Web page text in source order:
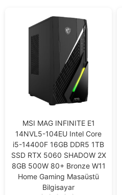
MSI MAG INFINITE E1
14NVL5-104EU Intel Core
i5-14400F 16GB DDR5 1TB
SSD RTX 5060 SHADOW 2X
8GB 500W 80+ Bronze W11
Home Gaming Masaüstü
Bilgisayar